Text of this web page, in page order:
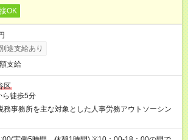
OK
途支給あり
支給
区
ら徒歩5分
務事務所を主な対象とした人事労務アウトソーシン